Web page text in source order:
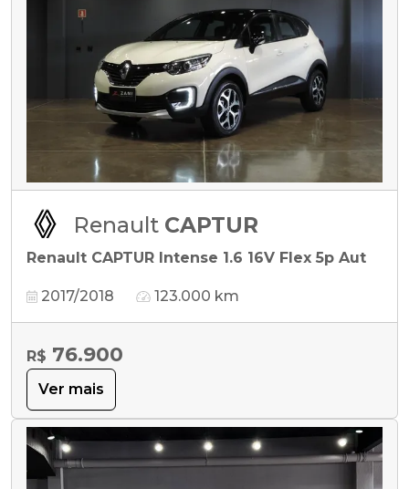
Renault CAPTUR
Renault CAPTUR Intense 1.6 16V Flex 5p Aut
2017/2018 123.000 km
R$ 76.900
Ver mais